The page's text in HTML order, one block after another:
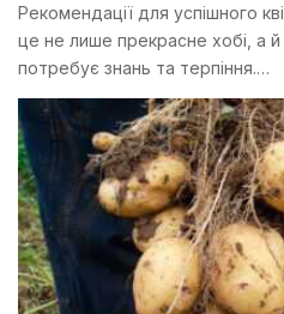
Рекомендації для успішного
це не лише прекрасне хобі, а
потребує знань та терпіння.…